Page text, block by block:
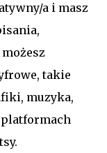
a i masz
takie
muzyka,
platformach